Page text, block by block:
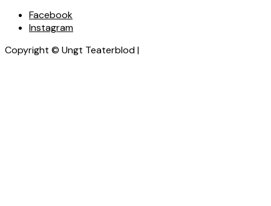
Facebook
Instagram
Copyright © Ungt Teaterblod |